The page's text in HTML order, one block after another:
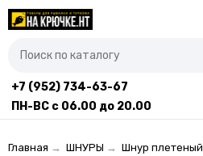
+7 (952) 734-63-67
ПН-ВС с 06.00 до 20.00
Главная → ШНУРЫ → Шнур плетеный